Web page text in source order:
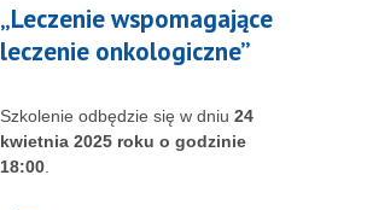
„Leczenie wspomagające
leczenie onkologiczne”
Szkolenie odbędzie się w dniu 24
kwietnia 2025 roku o godzinie
18:00